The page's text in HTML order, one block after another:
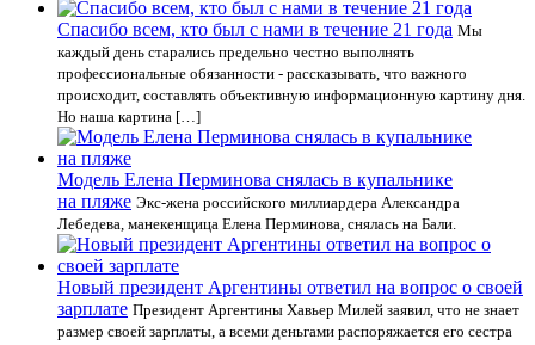
Спасибо всем, кто был с нами в течение 21 года Мы
каждый день старались предельно честно выполнять
профессиональные обязанности - рассказывать, что важного
происходит, составлять объективную информационную картину дня.
Но наша картина […]
Модель Елена Перминова снялась в купальнике
на пляже Экс-жена российского миллиардера Александра
Лебедева, манекенщица Елена Перминова, снялась на Бали.
Новый президент Аргентины ответил на вопрос о своей
зарплате Президент Аргентины Хавьер Милей заявил, что не знает
размер своей зарплаты, а всеми деньгами распоряжается его сестра